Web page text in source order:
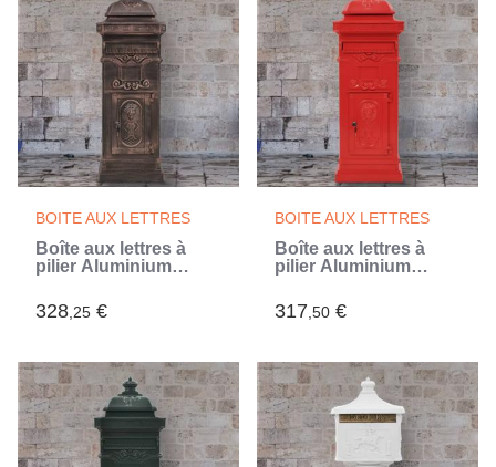
BOITE AUX LETTRES
Boîte aux lettres à
pilier Aluminium
antirouille
328,25 €
BOITE AUX LETTRES
Boîte aux lettres à
pilier Aluminium
Rouge
317,50 €